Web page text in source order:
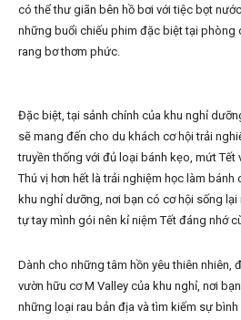
có thể thư giãn bên hồ bơi với tiệc bọt
những buổi chiếu phim đặc biệt tại phòng
rang bơ thơm phức.
Đặc biệt, tại sảnh chính của khu nghỉ
sẽ mang đến cho du khách cơ hội trải
truyền thống với đủ loại bánh kẹo, mứt Tết
Thú vị hơn hết là trải nghiệm học làm
khu nghỉ dưỡng, nơi bạn có cơ hội sống lại
tự tay mình gói nên kỉ niệm Tết đáng nhớ
Dành cho những tâm hồn yêu thiên nhiên,
vườn hữu cơ M Valley của khu nghỉ, nơi
những loại rau bản địa và tìm kiếm sự bình